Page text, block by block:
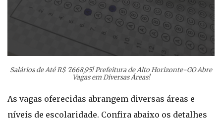
Salários de Até R$ 7.668,95! Prefeitura de Alto Horizonte-GO Abre
Vagas em Diversas Áreas!
As vagas oferecidas abrangem diversas áreas e
níveis de escolaridade. Confira abaixo os detalhes